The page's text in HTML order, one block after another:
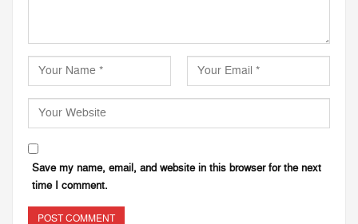
Save my name, email, and website in this browser for the next
time I comment.